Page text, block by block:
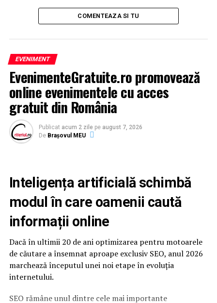
COMENTEAZA SI TU
EVENIMENT
EvenimenteGratuite.ro promovează
online evenimentele cu acces
gratuit din România
Publicat acum 2 zile pe august 7, 2026
De Brașovul MEU
Inteligența artificială schimbă
modul în care oamenii caută
informații online
Dacă în ultimii 20 de ani optimizarea pentru motoarele
de căutare a însemnat aproape exclusiv SEO, anul 2026
marchează începutul unei noi etape în evoluția
internetului.
SEO rămâne unul dintre cele mai importante